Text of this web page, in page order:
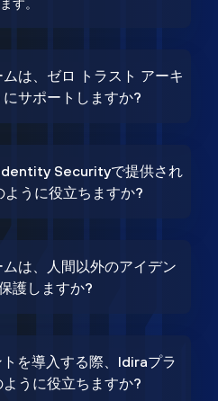
す。
は、ゼロ トラスト アーキ
サポートしますか?
Securityで提供され
ように役立ちますか?
は、人間以外のアイデン
護しますか?
を導入する際、Idiraプラ
うに役立ちますか?